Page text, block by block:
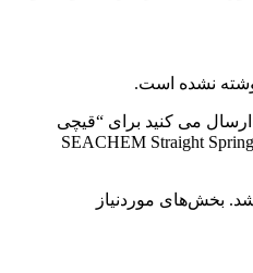
نشده است.
ارسال می کنید برای “قیچی
استریت اسپرینگ شیرز سیچم – SEACHEM Straight Spring
بخش‌های موردنیاز